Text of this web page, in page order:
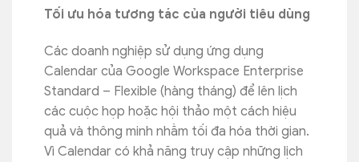
Tối ưu hóa tương tác của người tiêu dùng
Các doanh nghiệp sử dụng ứng dụng
Calendar của Google Workspace Enterprise
Standard – Flexible (hàng tháng) để lên lịch
các cuộc họp hoặc hội thảo một cách hiệu
quả và thông minh nhằm tối đa hóa thời gian.
Vì Calendar có khả năng truy cập những lịch